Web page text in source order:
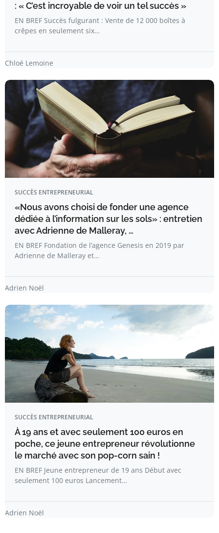
: « C’est incroyable de voir un tel succès »
EN BREF Succès fulgurant : Vente de 12 000 boîtes à
crêpes en seulement six…
Chloé Lemoine
SUCCÈS ENTREPRENEURIAL
«Nous avons choisi de fonder une agence
dédiée à l’information sur les sols» : entretien
avec Adrienne de Malleray, …
EN BREF Fondation de l’agence Genesis en 2019 par
Adrienne de Malleray et…
Adrien Noël
SUCCÈS ENTREPRENEURIAL
À 19 ans et avec seulement 100 euros en
poche, ce jeune entrepreneur révolutionne
le marché avec son pop-corn sain !
EN BREF Jeune entrepreneur de 19 ans Début avec
seulement 100 euros Lancement…
Adrien Noël